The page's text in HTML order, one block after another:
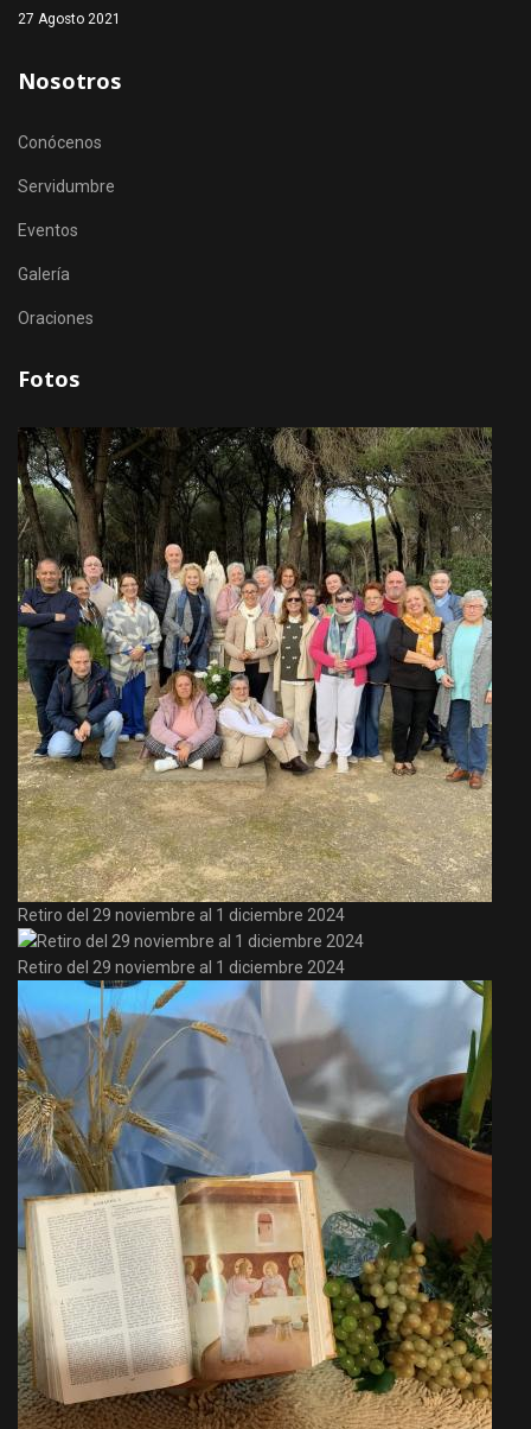
27 Agosto 2021
Nosotros
Conócenos
Servidumbre
Eventos
Galería
Oraciones
Fotos
Retiro del 29 noviembre al 1 diciembre 2024
Retiro del 29 noviembre al 1 diciembre 2024